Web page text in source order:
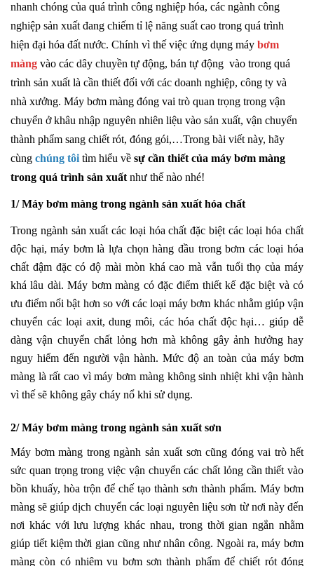
nhanh chóng của quá trình công nghiệp hóa, các ngành công
nghiệp sản xuất đang chiếm tỉ lệ năng suất cao trong quá trình
hiện đại hóa đất nước. Chính vì thế việc ứng dụng máy bơm
màng vào các dây chuyền tự động, bán tự động vào trong quá
trình sản xuất là cần thiết đối với các doanh nghiệp, công ty và
nhà xưởng. Máy bơm màng đóng vai trò quan trọng trong vận
chuyển ở khâu nhập nguyên nhiên liệu vào sản xuất, vận chuyển
thành phẩm sang chiết rót, đóng gói,…Trong bài viết này, hãy
cùng chúng tôi tìm hiểu về sự cần thiết của máy bơm màng
trong quá trình sản xuất như thế nào nhé!
1/ Máy bơm màng trong ngành sản xuất hóa chất
Trong ngành sản xuất các loại hóa chất đặc biệt các loại hóa chất
độc hại, máy bơm là lựa chọn hàng đầu trong bơm các loại hóa
chất đậm đặc có độ mài mòn khá cao mà vẫn tuổi thọ của máy
khá lâu dài. Máy bơm màng có đặc điểm thiết kế đặc biệt và có
ưu điểm nổi bật hơn so với các loại máy bơm khác nhằm giúp vận
chuyển các loại axit, dung môi, các hóa chất độc hại… giúp dễ
dàng vận chuyển chất lỏng hơn mà không gây ảnh hưởng hay
nguy hiểm đến người vận hành. Mức độ an toàn của máy bơm
màng là rất cao vì máy bơm màng không sinh nhiệt khi vận hành
vì thế sẽ không gây cháy nổ khi sử dụng.
2/ Máy bơm màng trong ngành sản xuất sơn
Máy bơm màng trong ngành sản xuất sơn cũng đóng vai trò hết
sức quan trọng trong việc vận chuyển các chất lỏng cần thiết vào
bồn khuấy, hòa trộn để chế tạo thành sơn thành phẩm. Máy bơm
màng sẽ giúp dịch chuyển các loại nguyên liệu sơn từ nơi này đến
nơi khác với lưu lượng khác nhau, trong thời gian ngắn nhằm
giúp tiết kiệm thời gian cũng như nhân công. Ngoài ra, máy bơm
màng còn có nhiệm vụ bơm sơn thành phẩm để chiết rót đóng